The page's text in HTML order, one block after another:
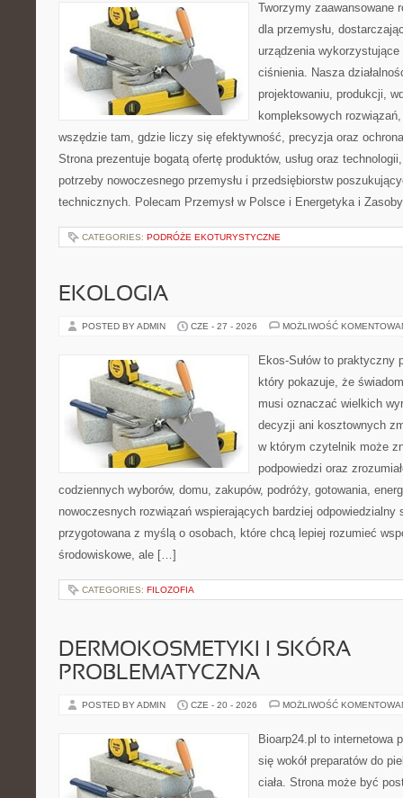
Tworzymy zaawansowane
dla przemysłu,
urządzenia
ciśnienia. Nasza
projektowaniu, produkcji,
kompleksowych
wszędzie tam, gdzie liczy się efektywność, precyzja oraz
Strona prezentuje bogatą ofertę produktów, usług oraz
potrzeby nowoczesnego przemysłu i przedsiębiorstw
technicznych. Polecam Przemysł w Polsce i Energetyka i
CATEGORIES: PODRÓŻE EKOTURYSTYCZNE
EKOLOGIA
POSTED BY ADMIN CZE - 27 - 2026 MOŻLIWOŚĆ
Ekos-Sułów to praktyczny
który pokazuje, że
musi oznaczać wielkich
decyzji ani kosztownych
w którym czytelnik może
podpowiedzi oraz
codziennych wyborów, domu, zakupów, podróży, gotowania,
nowoczesnych rozwiązań wspierających bardziej odpowiedzialny
przygotowana z myślą o osobach, które chcą lepiej rozumieć
środowiskowe, ale […]
CATEGORIES: FILOZOFIA
DERMOKOSMETYKI I SKÓRA
PROBLEMATYCZNA
POSTED BY ADMIN CZE - 20 - 2026 MOŻLIWOŚĆ
Bioarp24.pl to internetowa
się wokół preparatów do
ciała. Strona może być